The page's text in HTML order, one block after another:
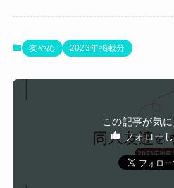
【動画】甲子園の女性審判
【悲報】女性「男への最大
本屋に行くと、バックヤー
本当にすみません（泣）「
ゃないしね、うちだけじゃ
ら」と会話が聞こえてきた
夫が首を吊った。気に入ら
それを傍観するトメに生活
の義実家をでて離婚しよう
でもない秘密があった
Powered by livedoor 相互
友やめ 2023年掲載分
この記事が気
フォロー